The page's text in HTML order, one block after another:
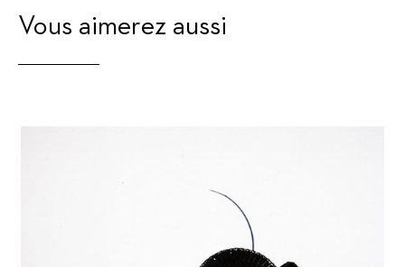
Vous aimerez aussi